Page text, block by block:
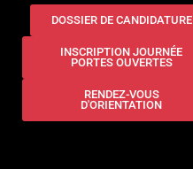
DOSSIER DE CANDIDATURE
INSCRIPTION JOURNÉE
PORTES OUVERTES
RENDEZ-VOUS
D'ORIENTATION